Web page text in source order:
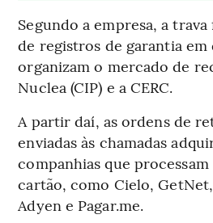
Segundo a empresa, a
de registros de garantia em
organizam o mercado de
Nuclea (CIP) e a CERC.
A partir daí, as ordens de
enviadas às chamadas
companhias que
cartão, como Cielo,
Adyen e Pagar.me.